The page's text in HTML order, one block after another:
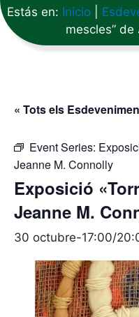
Estás en: Inicio|
mescles”
« Tots els
Event Series:
Jeanne M. Connolly
Exposició
Jeanne M.
30 octubre-17:00/